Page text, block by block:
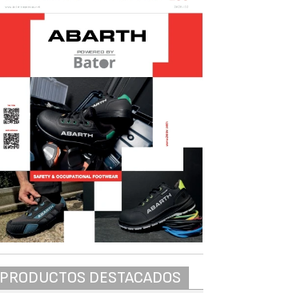
PRODUCTOS DESTACADOS